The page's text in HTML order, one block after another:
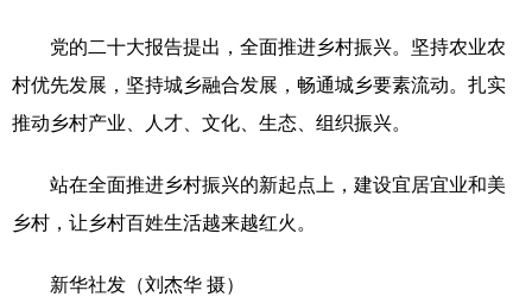
彩票 娱乐 时尚 悦读
公益 一带一路 亚太网 上市公司
文化产业
地方频道
北京 天津
党的二十大报告提出，全面推进乡村振兴。坚持农业农
村优先发展，坚持城乡融合发展，畅通城乡要素流动。扎实
推动乡村产业、人才、文化、生态、组织振兴。
站在全面推进乡村振兴的新起点上，建设宜居宜业和美
乡村，让乡村百姓生活越来越红火。
新华社发（刘杰华 摄）